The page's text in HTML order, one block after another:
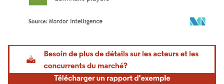
Image © Mordor Intelligence. La réutilisation nécessite une attribution sous CC BY